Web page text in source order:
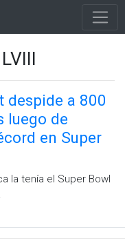
despide a 800
luego de
en Super
la tenía el Super Bowl